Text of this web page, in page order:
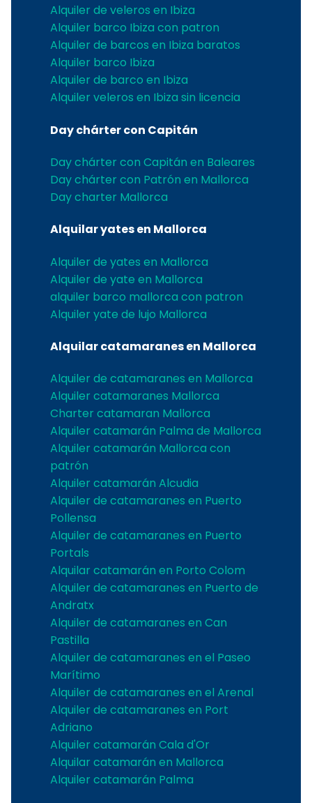
Alquiler de veleros en Ibiza
Alquiler barco Ibiza con patron
Alquiler de barcos en Ibiza baratos
Alquiler barco Ibiza
Alquiler de barco en Ibiza
Alquiler veleros en Ibiza sin licencia
Day chárter con Capitán
Day chárter con Capitán en Baleares
Day chárter con Patrón en Mallorca
Day charter Mallorca
Alquilar yates en Mallorca
Alquiler de yates en Mallorca
Alquiler de yate en Mallorca
alquiler barco mallorca con patron
Alquiler yate de lujo Mallorca
Alquilar catamaranes en Mallorca
Alquiler de catamaranes en Mallorca
Alquiler catamaranes Mallorca
Charter catamaran Mallorca
Alquiler catamarán Palma de Mallorca
Alquiler catamarán Mallorca con
patrón
Alquiler catamarán Alcudia
Alquiler de catamaranes en Puerto
Pollensa
Alquiler de catamaranes en Puerto
Portals
Alquilar catamarán en Porto Colom
Alquiler de catamaranes en Puerto de
Andratx
Alquiler de catamaranes en Can
Pastilla
Alquiler de catamaranes en el Paseo
Marítimo
Alquiler de catamaranes en el Arenal
Alquiler de catamaranes en Port
Adriano
Alquiler catamarán Cala d'Or
Alquilar catamarán en Mallorca
Alquiler catamarán Palma